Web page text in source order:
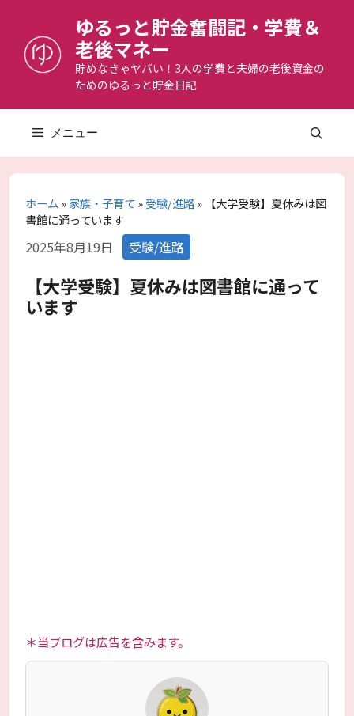
へ
ゆるっと貯金奮闘記・学費＆
老後マネー
貯めなきゃヤバい！3人の学費と夫婦の老後資金の
ためのゆるっと貯金日記
メニュー
ホーム»家族・子育て»受験/進路» 【大学受験】夏休みは図
書館に通っています
2025年8月19日 カ
テ
ゴ
リ
受験/進路
【大学受験】夏休みは図書館に通って
います
＊当ブログは広告を含みます。